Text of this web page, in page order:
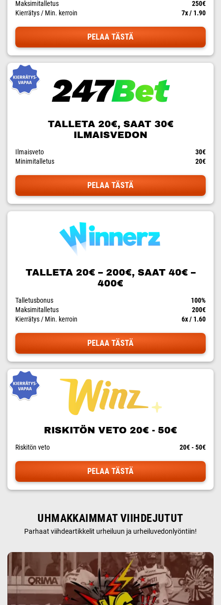
Maksimitalletus
250€
Kierrätys / Min. kerroin
7x / 1.90
PELAA TÄSTÄ
TALLETA 20€, SAAT 30€
ILMAISVEDON
Ilmaisveto
30€
Minimitalletus
20€
PELAA TÄSTÄ
TALLETA 20€ – 200€, SAAT 40€ –
400€
Talletusbonus
100%
Maksimitalletus
200€
Kierrätys / Min. kerroin
6x / 1.60
PELAA TÄSTÄ
RISKITÖN VETO 20€ - 50€
Riskitön veto 20€ - 50€
PELAA TÄSTÄ
UHMAKKAIMMAT VIIHDEJUTUT
Parhaat viihdeartikkelit urheiluun ja urheiluvedonlyöntiin!